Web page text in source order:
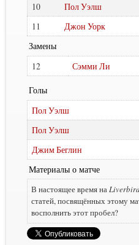
10
Пол Уэлш
11
Джон Уорк
Замены
12
Сэмми Ли
Голы
Пол Уэлш
Пол Уэлш
Джим Беглин
Материалы о матче
В настоящее время на
статей, посвящённых этому
восполнить этот пробел?